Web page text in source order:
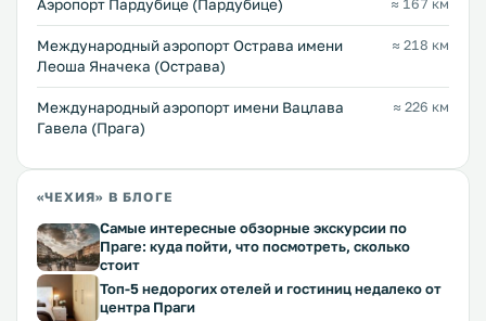
Аэропорт Пардубице (Пардубице) ≈ 167 км
Международный аэропорт Острава имени
Леоша Яначека (Острава)
≈ 218 км
Международный аэропорт имени Вацлава
Гавела (Прага)
≈ 226 км
«ЧЕХИЯ» В БЛОГЕ
Самые интересные обзорные экскурсии по
Праге: куда пойти, что посмотреть, сколько
стоит
Топ-5 недорогих отелей и гостиниц недалеко от
центра Праги